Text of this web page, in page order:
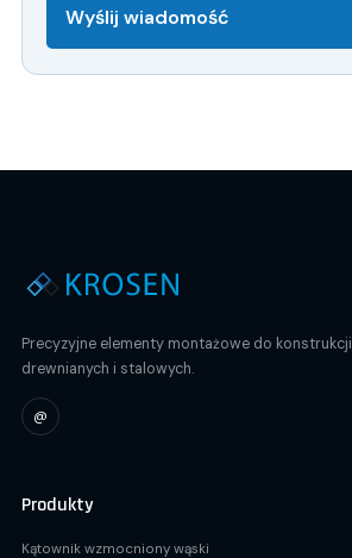
Wyślij wiadomość
Precyzyjne elementy montażowe do konstrukcji
drewnianych i stalowych.
@
Produkty
Kątownik wzmocniony wąski